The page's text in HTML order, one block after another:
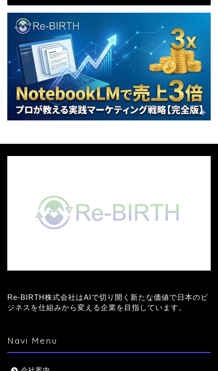
Re-BIRTH株式会社はAIで切り開く新たな価値で日本のビ
ジネスを仕組みから変える企業を目指しています。
Navi Menu